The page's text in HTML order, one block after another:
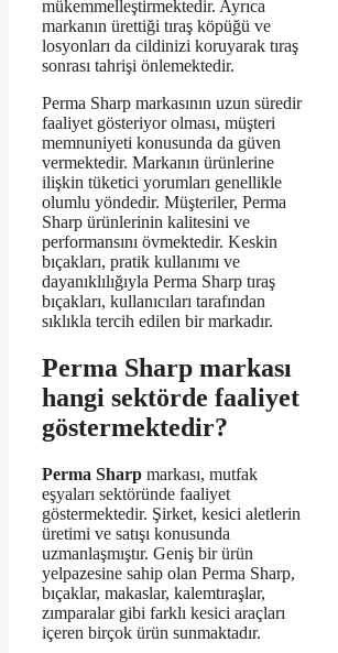
mükemmelleştirmektedir. Ayrıca
markanın ürettiği tıraş köpüğü ve
losyonları da cildinizi koruyarak tıraş
sonrası tahrişi önlemektedir.
Perma Sharp markasının uzun süredir
faaliyet gösteriyor olması, müşteri
memnuniyeti konusunda da güven
vermektedir. Markanın ürünlerine
ilişkin tüketici yorumları genellikle
olumlu yöndedir. Müşteriler, Perma
Sharp ürünlerinin kalitesini ve
performansını övmektedir. Keskin
bıçakları, pratik kullanımı ve
dayanıklılığıyla Perma Sharp tıraş
bıçakları, kullanıcıları tarafından
sıklıkla tercih edilen bir markadır.
Perma Sharp markası
hangi sektörde faaliyet
göstermektedir?
Perma Sharp markası, mutfak
eşyaları sektöründe faaliyet
göstermektedir. Şirket, kesici aletlerin
üretimi ve satışı konusunda
uzmanlaşmıştır. Geniş bir ürün
yelpazesine sahip olan Perma Sharp,
bıçaklar, makaslar, kalemtıraşlar,
zımparalar gibi farklı kesici araçları
içeren birçok ürün sunmaktadır.